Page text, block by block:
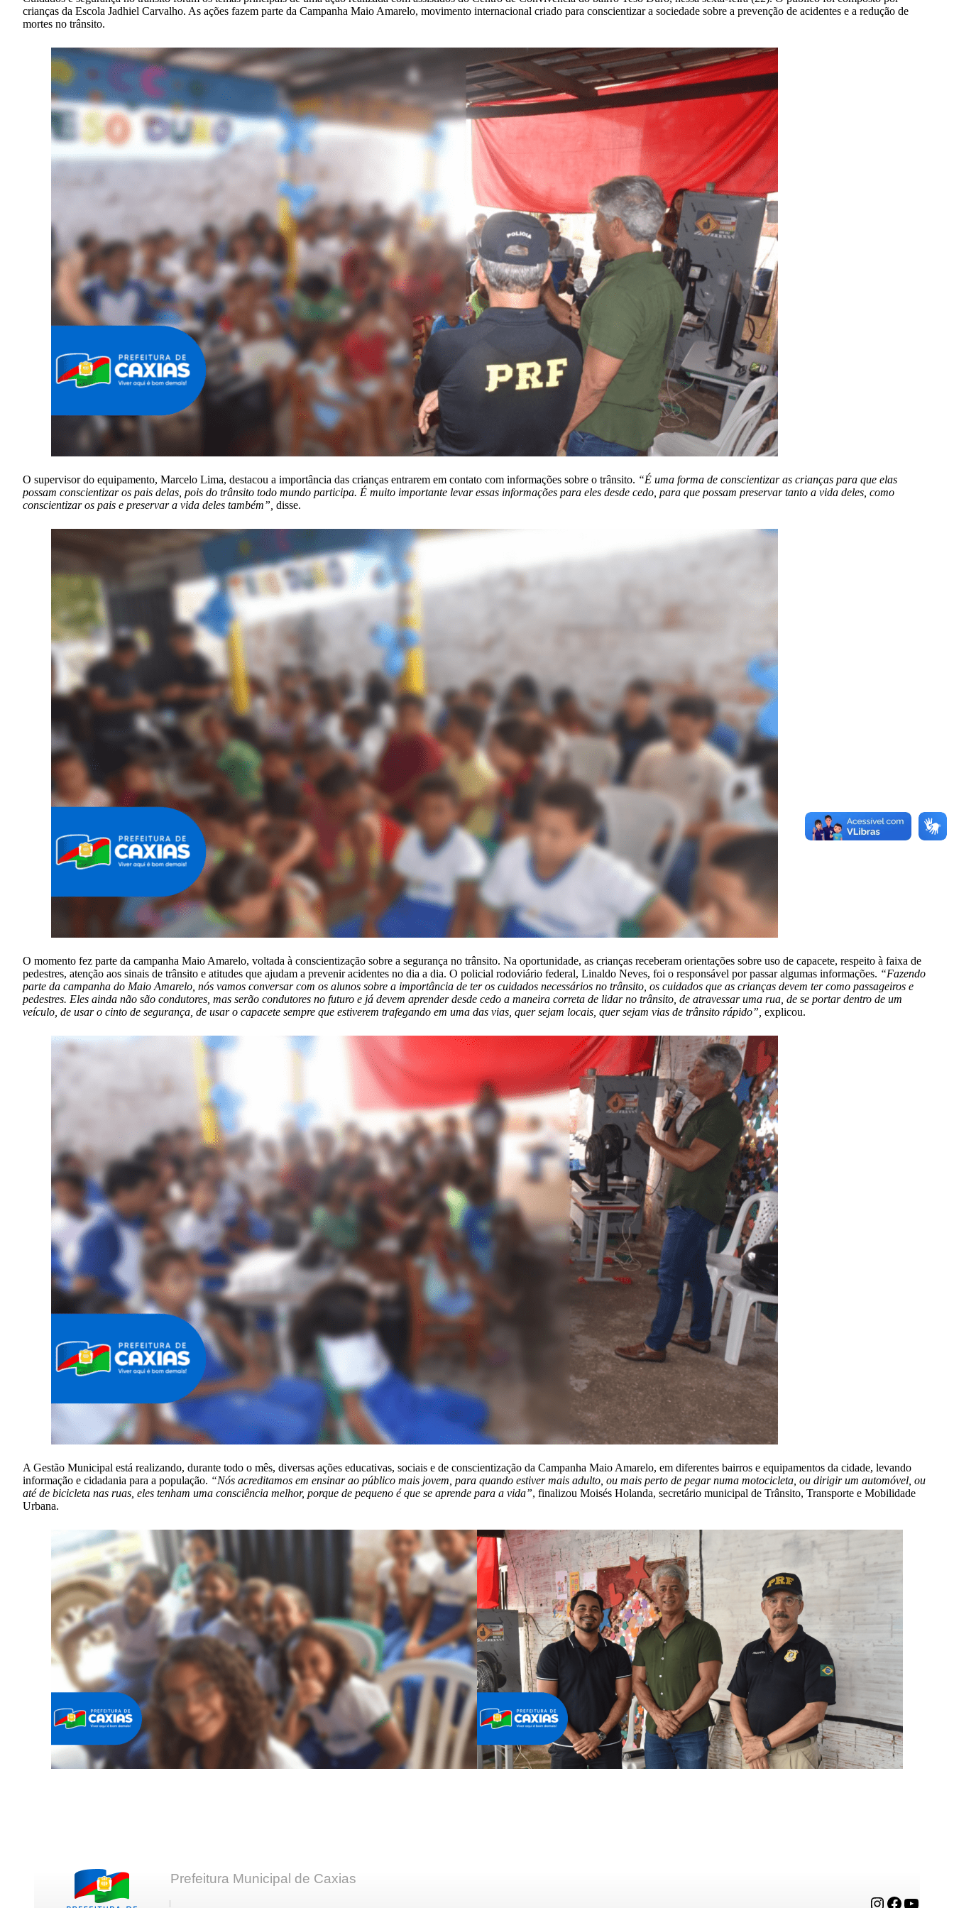
crianças da Escola Jadhiel Carvalho. As ações fazem parte da Campanha Maio Amarelo, movimento internacional criado para conscientizar a sociedade sobre a prevenção de acidentes e a redução de
mortes no trânsito.
O supervisor do equipamento, Marcelo Lima, destacou a importância das crianças entrarem em contato com informações sobre o trânsito. “É uma forma de conscientizar as crianças para que elas
possam conscientizar os pais delas, pois do trânsito todo mundo participa. É muito importante levar essas informações para eles desde cedo, para que possam preservar tanto a vida deles, como
conscientizar os pais e preservar a vida deles também”, disse.
O momento fez parte da campanha Maio Amarelo, voltada à conscientização sobre a segurança no trânsito. Na oportunidade, as crianças receberam orientações sobre uso de capacete, respeito à faixa de
pedestres, atenção aos sinais de trânsito e atitudes que ajudam a prevenir acidentes no dia a dia. O policial rodoviário federal, Linaldo Neves, foi o responsável por passar algumas informações. “Fazendo
parte da campanha do Maio Amarelo, nós vamos conversar com os alunos sobre a importância de ter os cuidados necessários no trânsito, os cuidados que as crianças devem ter como passageiros e
pedestres. Eles ainda não são condutores, mas serão condutores no futuro e já devem aprender desde cedo a maneira correta de lidar no trânsito, de atravessar uma rua, de se portar dentro de um
veículo, de usar o cinto de segurança, de usar o capacete sempre que estiverem trafegando em uma das vias, quer sejam locais, quer sejam vias de trânsito rápido”, explicou.
A Gestão Municipal está realizando, durante todo o mês, diversas ações educativas, sociais e de conscientização da Campanha Maio Amarelo, em diferentes bairros e equipamentos da cidade, levando
informação e cidadania para a população. “Nós acreditamos em ensinar ao público mais jovem, para quando estiver mais adulto, ou mais perto de pegar numa motocicleta, ou dirigir um automóvel, ou
até de bicicleta nas ruas, eles tenham uma consciência melhor, porque de pequeno é que se aprende para a vida”, finalizou Moisés Holanda, secretário municipal de Trânsito, Transporte e Mobilidade
Urbana.
Prefeitura Municipal de Caxias
Instagram Facebook YouTube